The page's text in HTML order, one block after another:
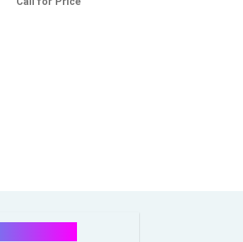
Được xếp